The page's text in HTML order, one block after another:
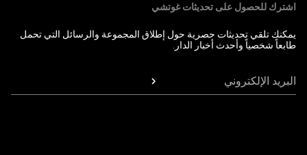
اشترك للحصول على تحديثات غوتشي
يمكنك تلقي تحديثات حصرية حول إطلاق المجموعة والرسائل التي تحمل
طابعاً شخصياً وأحدث أخبار الدار.
البريد الإلكتروني